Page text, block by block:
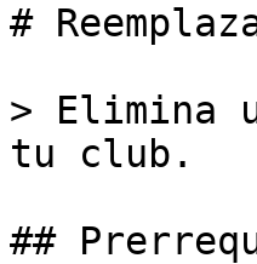
#
> Elimina
tu club.
##